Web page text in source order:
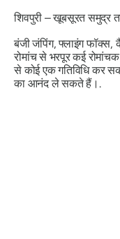
शिवपुरी – खूबसूरत समुद्र
बंजी जंपिंग, फ्लाइंग फॉक्स,
रोमांच से भरपूर कई
से कोई एक गतिविधि कर
का आनंद ले सकते हैं।.